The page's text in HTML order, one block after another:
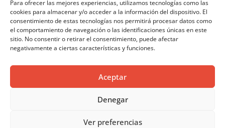
Para ofrecer las mejores experiencias, utilizamos tecnologías como las
cookies para almacenar y/o acceder a la información del dispositivo. El
consentimiento de estas tecnologías nos permitirá procesar datos como
el comportamiento de navegación o las identificaciones únicas en este
sitio. No consentir o retirar el consentimiento, puede afectar
negativamente a ciertas características y funciones.
Aceptar
Denegar
Ver preferencias